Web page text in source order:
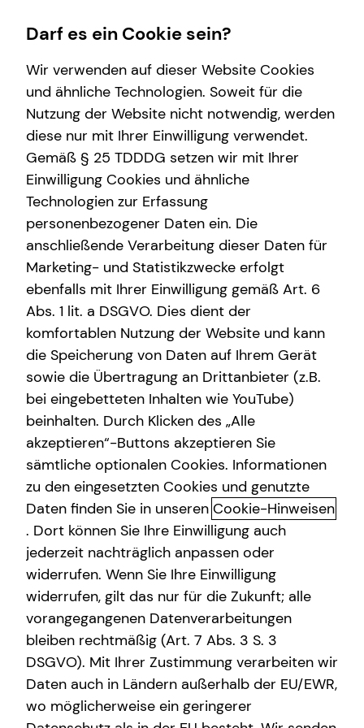
Gewerbliche Versicherungen
Überblick
Betriebshaftpflichtversicherung
Geschäftsinhaltsversicherung
Rechtsschutzversicherung
Cyberversicherung
D&O-Versicherung
Wissenswertes
Interview
Über mich
Über tecis
Podcast
teamzukunft
Finanzberatung
Gewerbliche Versicherungen
Spezialisten-Netzwerk
Videoberatung
Private Krankenvorsorge
Immobilienfinanzierung
Betriebliche Altersvorsorge
Investment
Kapitalanlage Immobilien
Altersvorsorge
Arbeitskraftabsicherung
Kindervorsorge
Sach- und Vermögenssicherung
Service
Kundenportal
Schadenabwicklung
Karriere-Infos
Karrierechancen
Initiativbewerbung
Dein Weg mit uns: Karrierechance
in der Finanzberatung
Flexible Einstiegsmöglichkeiten, eine fundierte
Qualifizierung, hohe Aufstiegschancen: Starte jetzt durch
und verwirkliche dich selbst! Du kannst nebenberuflich,
während des Studiums oder direkt mit 100 % Power
einsteigen – so wie es zu deinen persönlichen
Bedürfnissen und Zielen am besten passt.
Unternehmer im Unternehmen
Verantwortung übernehmen, ein Team aufbauen und
entwickeln, den Markt im Blick haben, der Traum vom
Darf es ein Cookie sein?
Wir verwenden auf dieser Website Cookies
und ähnliche Technologien. Soweit für die
Nutzung der Website nicht notwendig, werden
diese nur mit Ihrer Einwilligung verwendet.
Gemäß § 25 TDDDG setzen wir mit Ihrer
Einwilligung Cookies und ähnliche
Technologien zur Erfassung
personenbezogener Daten ein. Die
anschließende Verarbeitung dieser Daten für
Marketing- und Statistikzwecke erfolgt
ebenfalls mit Ihrer Einwilligung gemäß Art. 6
Abs. 1 lit. a DSGVO. Dies dient der
komfortablen Nutzung der Website und kann
die Speicherung von Daten auf Ihrem Gerät
sowie die Übertragung an Drittanbieter (z.B.
bei eingebetteten Inhalten wie YouTube)
beinhalten. Durch Klicken des „Alle
akzeptieren“-Buttons akzeptieren Sie
sämtliche optionalen Cookies. Informationen
zu den eingesetzten Cookies und genutzte
Daten finden Sie in unseren Cookie-Hinweisen
. Dort können Sie Ihre Einwilligung auch
jederzeit nachträglich anpassen oder
widerrufen. Wenn Sie Ihre Einwilligung
widerrufen, gilt das nur für die Zukunft; alle
vorangegangenen Datenverarbeitungen
bleiben rechtmäßig (Art. 7 Abs. 3 S. 3
DSGVO). Mit Ihrer Zustimmung verarbeiten wir
Daten auch in Ländern außerhalb der EU/EWR,
wo möglicherweise ein geringerer